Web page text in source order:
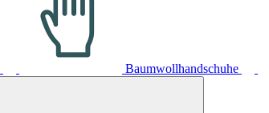
Baumwollhandschuhe